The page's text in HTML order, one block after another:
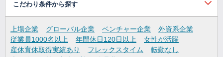
こだわり条件から探す
上場企業 グローバル企業 ベンチャー企業
外資系企業
従業員1000名以上
年間休日120日以上
女性が活躍
産休育休取得実績あり
フレックスタイム
転勤なし